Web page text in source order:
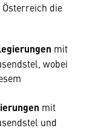
die
mit
wobei
mit
und